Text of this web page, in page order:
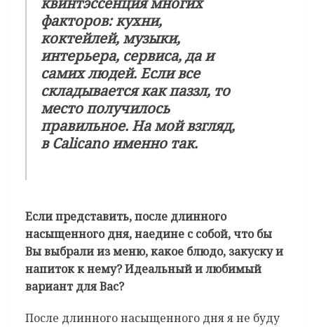
факторов: кухни,
коктейлей, музыки,
интерьера, сервиса, да и
самих людей. Если все
складывается как паззл, то
место получилось
правильное. На мой взгляд,
в Calicano именно так.
Если представить, после длинного
насыщенного дня, наедине с собой, что бы
Вы выбрали из меню, какое блюдо, закуску и
напиток к нему? Идеальный и любимый
вариант для Вас?
После длинного насыщенного дня я не буду